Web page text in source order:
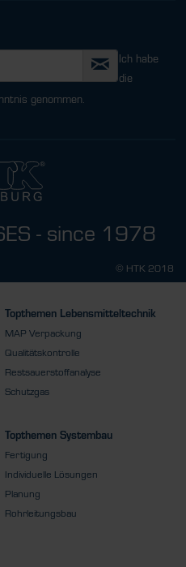
Ich habe
die
genommen.
- since 1978
© HTK 2018
Topthemen Lebensmitteltechnik
MAP Verpackung
Qualitätskontrolle
Restsauerstoffanalyse
Schutzgas
Topthemen Systembau
Fertigung
Individuelle Lösungen
Planung
Rohrleitungsbau